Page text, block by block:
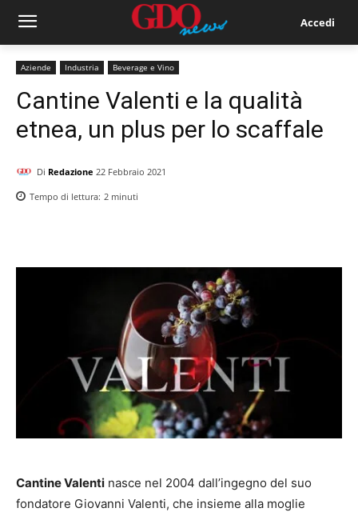
Accedi
Aziende Industria Beverage e Vino
Cantine Valenti e la qualità
etnea, un plus per lo scaffale
Di Redazione 22 Febbraio 2021
Tempo di lettura: 2 minuti
Cantine Valenti nasce nel 2004 dall’ingegno del suo
fondatore Giovanni Valenti, che insieme alla moglie